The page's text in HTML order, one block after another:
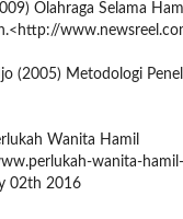
Olahraga Selama
(2005) Metodologi
Wanita Hamil
wanita-hamil-
02th 2016